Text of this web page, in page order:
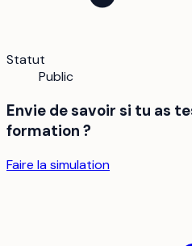
Statut
Public
Envie de savoir si tu as
formation ?
Faire la simulation